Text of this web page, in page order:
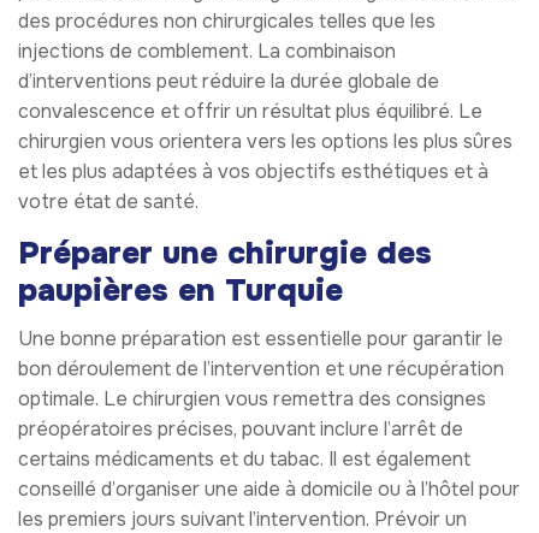
des procédures non chirurgicales telles que les
injections de comblement. La combinaison
d’interventions peut réduire la durée globale de
convalescence et offrir un résultat plus équilibré. Le
chirurgien vous orientera vers les options les plus sûres
et les plus adaptées à vos objectifs esthétiques et à
votre état de santé.
Préparer une chirurgie des
paupières en Turquie
Une bonne préparation est essentielle pour garantir le
bon déroulement de l’intervention et une récupération
optimale. Le chirurgien vous remettra des consignes
préopératoires précises, pouvant inclure l’arrêt de
certains médicaments et du tabac. Il est également
conseillé d’organiser une aide à domicile ou à l’hôtel pour
les premiers jours suivant l’intervention. Prévoir un